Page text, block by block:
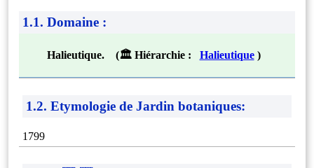
1.1. Domaine :
Halieutique. (🏛 Hiérarchie : Halieutique )
1.2. Etymologie de Jardin botaniques:
1799